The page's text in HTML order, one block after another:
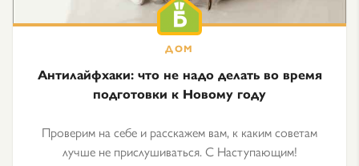
Антилайфхаки: что не надо делать во время
подготовки к Новому году
Проверим на себе и расскажем вам, к каким советам
лучше не прислушиваться. С Наступающим!